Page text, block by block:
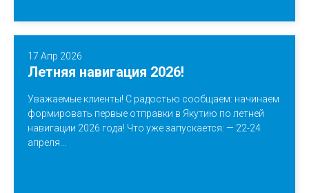
17 Апр 2026
Летняя навигация 2026!
Уважаемые клиенты! С радостью сообщаем: начинаем
формировать первые отправки в Якутию по летней
навигации 2026 года! Что уже запускается: — 22-24
апреля...